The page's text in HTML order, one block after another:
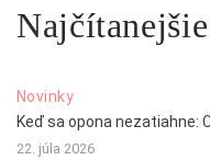
Novinky
Keď sa opona nezatiahne:
22. júla 2026